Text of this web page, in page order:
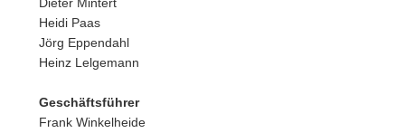
Heidi Paas
Jörg Eppendahl
Heinz Lelgemann
Geschäftsführer
Frank Winkelheide